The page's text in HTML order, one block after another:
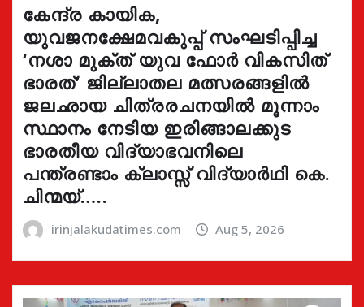
കേന്ദ്ര കായിക,
യുവജനക്ഷേമവകുപ്പ് സംഘടിപ്പിച്ച
‘നശാ മുക്ത് യുവ ഫോർ വികസിത്
ഭാരത്’ ജില്ലാതല മത്സരങ്ങളിൽ
ജലഛായ ചിത്രരചനയിൽ മൂന്നാം
സ്ഥാനം നേടിയ ഇരിങ്ങാലക്കുട
ഭാരതീയ വിദ്യാഭവനിലെ
പന്ത്രണ്ടാം ക്ലാസ്സ് വിദ്യാർഥി കെ.
ചിന്മയ്…..
irinjalakudatimes.com Aug 5, 2026